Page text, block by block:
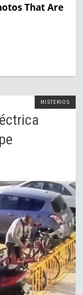
That Are
MISTERIOS